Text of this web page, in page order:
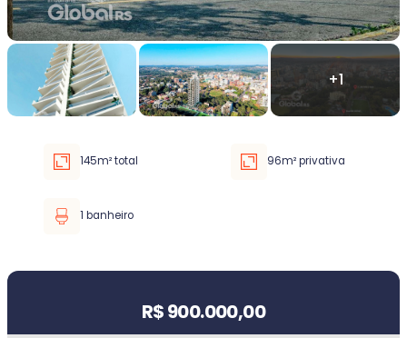
Faixa de valor
30.000,00até5.000.000,00 ou +
145m² total 96m² privativa
1 banheiro
R$ 900.000,00